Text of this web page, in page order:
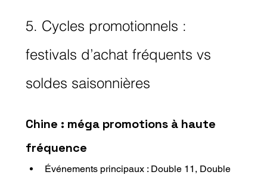
5. Cycles promotionnels :
festivals d’achat fréquents vs
soldes saisonnières
Chine : méga promotions à haute
fréquence
Événements principaux : Double 11, Double